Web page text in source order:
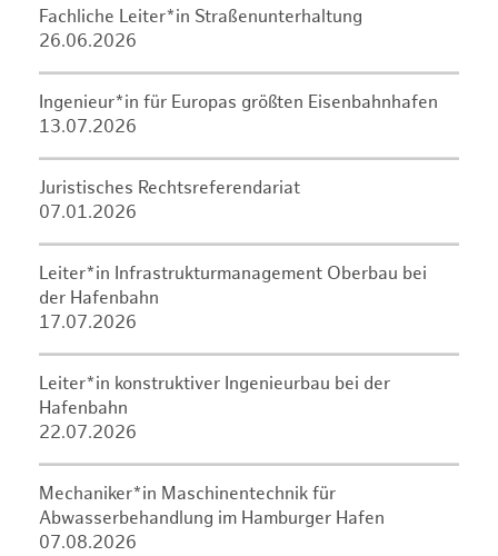
Fachliche Leiter*in Straßenunterhaltung
26.06.2026
Ingenieur*in für Europas größten Eisenbahnhafen
13.07.2026
Juristisches Rechtsreferendariat
07.01.2026
Leiter*in Infrastrukturmanagement Oberbau bei
der Hafenbahn
17.07.2026
Leiter*in konstruktiver Ingenieurbau bei der
Hafenbahn
22.07.2026
Mechaniker*in Maschinentechnik für
Abwasserbehandlung im Hamburger Hafen
07.08.2026